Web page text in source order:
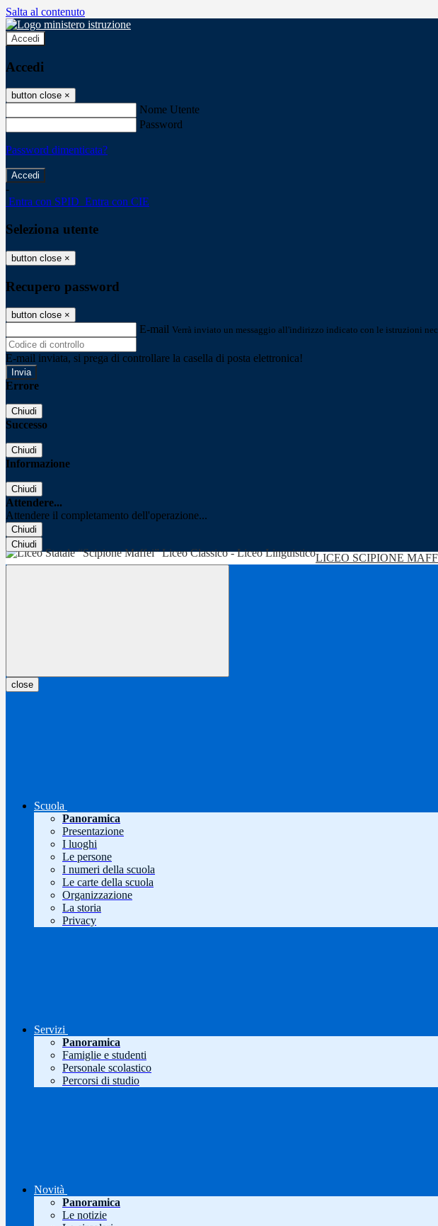
Salta al contenuto
Accedi
Accedi
button close ×
Nome Utente
Password
Password dimenticata?
-
Entra con SPID Entra con CIE
Seleziona utente
button close ×
Recupero password
button close ×
E-mail Verrà inviato un messaggio all'indirizzo indicato con le istruzioni
E-mail inviata, si prega di controllare la casella di posta elettronica!
Errore
Chiudi
Successo
Chiudi
Informazione
Chiudi
Attendere...
Attendere il completamento dell'operazione...
Chiudi
Chiudi
LICEO SCIPIONE
close
Scuola
Panoramica
Presentazione
I luoghi
Le persone
I numeri della scuola
Le carte della scuola
Organizzazione
La storia
Privacy
Servizi
Panoramica
Famiglie e studenti
Personale scolastico
Percorsi di studio
Novità
Panoramica
Le notizie